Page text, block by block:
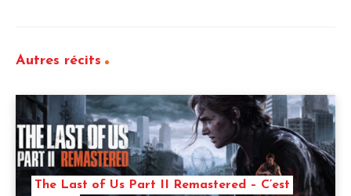
Autres récits
The Last of Us Part II Remastered – C’est